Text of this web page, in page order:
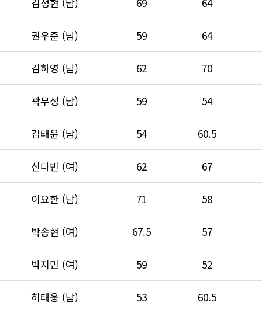
권우준 (남) 59 64
김하영 (남) 62 70
곽무성 (남) 59 54
김태윤 (남) 54 60.5
신다빈 (여) 62 67
이요한 (남) 71 58
박송현 (여) 67.5 57
박지민 (여) 59 52
허태웅 (남) 53 60.5